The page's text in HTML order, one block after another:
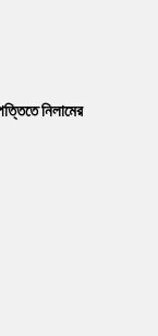
নিলামের